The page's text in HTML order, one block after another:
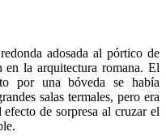
adosada al pórtico de
la arquitectura romana. El
por una bóveda se había
salas termales, pero era
de sorpresa al cruzar el